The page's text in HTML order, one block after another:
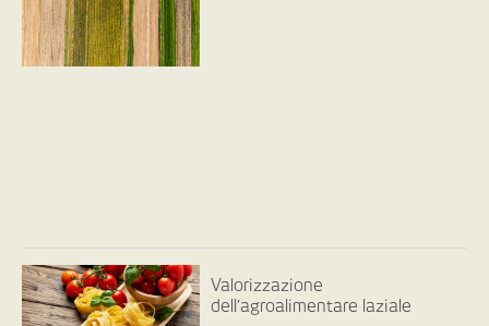
Valorizzazione
dell’agroalimentare laziale